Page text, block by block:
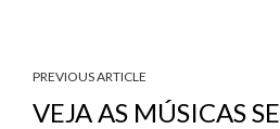
PREVIOUS ARTICLE
VEJA AS MÚSICAS